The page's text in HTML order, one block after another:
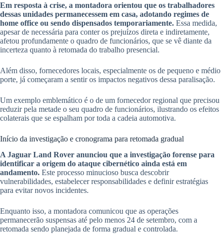
Em resposta à crise, a montadora orientou que os trabalhadores
dessas unidades permanecessem em casa, adotando regimes de
home office ou sendo dispensados temporariamente. Essa medida,
apesar de necessária para conter os prejuízos direta e indiretamente,
afetou profundamente o quadro de funcionários, que se vê diante da
incerteza quanto à retomada do trabalho presencial.
Além disso, fornecedores locais, especialmente os de pequeno e médio
porte, já começaram a sentir os impactos negativos dessa paralisação.
Um exemplo emblemático é o de um fornecedor regional que precisou
reduzir pela metade o seu quadro de funcionários, ilustrando os efeitos
colaterais que se espalham por toda a cadeia automotiva.
Início da investigação e cronograma para retomada gradual
A Jaguar Land Rover anunciou que a investigação forense para
identificar a origem do ataque cibernético ainda está em
andamento. Este processo minucioso busca descobrir
vulnerabilidades, estabelecer responsabilidades e definir estratégias
para evitar novos incidentes.
Enquanto isso, a montadora comunicou que as operações
permanecerão suspensas até pelo menos 24 de setembro, com a
retomada sendo planejada de forma gradual e controlada.